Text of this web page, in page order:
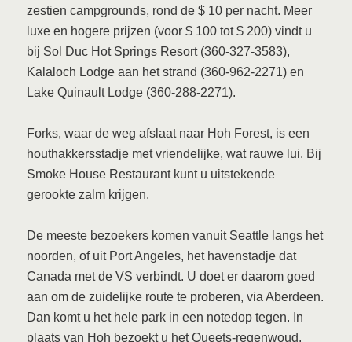
zestien campgrounds, rond de $ 10 per nacht. Meer
luxe en hogere prijzen (voor $ 100 tot $ 200) vindt u
bij Sol Duc Hot Springs Resort (360-327-3583),
Kalaloch Lodge aan het strand (360-962-2271) en
Lake Quinault Lodge (360-288-2271).
Forks, waar de weg afslaat naar Hoh Forest, is een
houthakkersstadje met vriendelijke, wat rauwe lui. Bij
Smoke House Restaurant kunt u uitstekende
gerookte zalm krijgen.
De meeste bezoekers komen vanuit Seattle langs het
noorden, of uit Port Angeles, het havenstadje dat
Canada met de VS verbindt. U doet er daarom goed
aan om de zuidelijke route te proberen, via Aberdeen.
Dan komt u het hele park in een notedop tegen. In
plaats van Hoh bezoekt u het Queets-regenwoud.